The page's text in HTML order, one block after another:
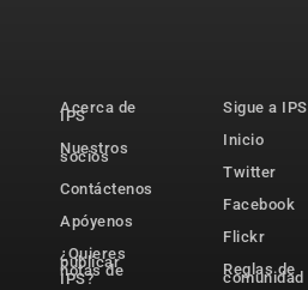
Acerca de
IPS
Nuestros
socios
Contáctenos
Apóyenos
¿Quieres
publicar
notas de
IPS?
Sigue a IPS
Inicio
Twitter
Facebook
Flickr
Reglas de
comunidad